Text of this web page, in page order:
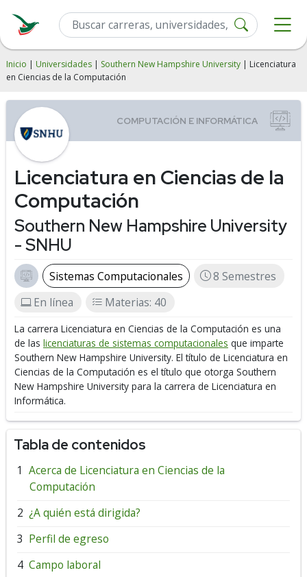
Inicio | Universidades | Southern New Hampshire University | Licenciatura
en Ciencias de la Computación
Licenciatura en Ciencias de la
Computación
Southern New Hampshire University
- SNHU
Sistemas Computacionales
8 Semestres
En línea
Materias: 40
La carrera Licenciatura en Ciencias de la Computación es una
de las licenciaturas de sistemas computacionales que imparte
Southern New Hampshire University. El título de Licenciatura en
Ciencias de la Computación es el título que otorga Southern
New Hampshire University para la carrera de Licenciatura en
Informática.
Tabla de contenidos
Acerca de Licenciatura en Ciencias de la
Computación
¿A quién está dirigida?
Perfil de egreso
Campo laboral